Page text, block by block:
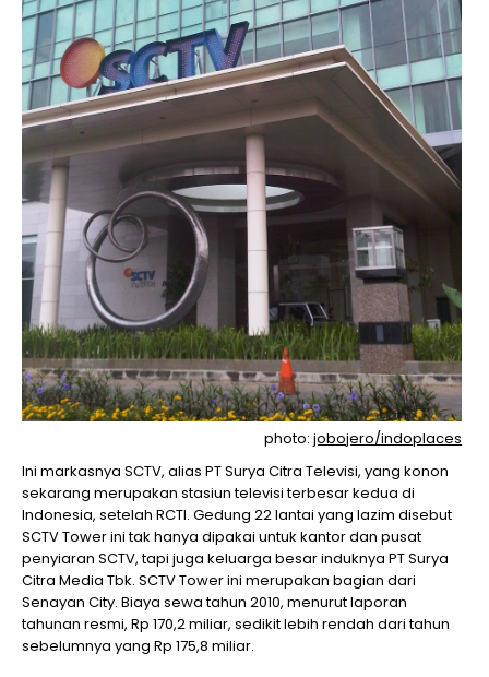
photo:jobojero/indoplaces
Ini markasnya SCTV, alias PT Surya Citra Televisi, yang konon
sekarang merupakan stasiun televisi terbesar kedua di
Indonesia, setelah RCTI. Gedung 22 lantai yang lazim disebut
SCTV Tower ini tak hanya dipakai untuk kantor dan pusat
penyiaran SCTV, tapi juga keluarga besar induknya PT Surya
Citra Media Tbk. SCTV Tower ini merupakan bagian dari
Senayan City. Biaya sewa tahun 2010, menurut laporan
tahunan resmi, Rp 170,2 miliar, sedikit lebih rendah dari tahun
sebelumnya yang Rp 175,8 miliar.